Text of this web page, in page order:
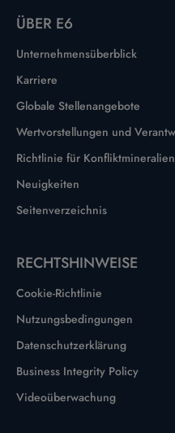
ÜBER E6
Unternehmensüberblick
Karriere
Globale Stellenangebote
Wertvorstellungen und
Richtlinie für Konfliktmineralien
Neuigkeiten
Seitenverzeichnis
RECHTSHINWEISE
Cookie-Richtlinie
Nutzungsbedingungen
Datenschutzerklärung
Business Integrity Policy
Videoüberwachung